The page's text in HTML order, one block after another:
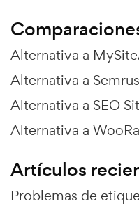
Alternativa a
Alternativa a
Alternativa a SEO
Alternativa a
Artículos
Problemas de